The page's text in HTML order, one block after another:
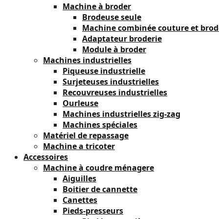
Machine à broder
Brodeuse seule
Machine combinée couture et
Adaptateur broderie
Module à broder
Machines industrielles
Piqueuse industrielle
Surjeteuses industrielles
Recouvreuses industrielles
Ourleuse
Machines industrielles zig-zag
Machines spéciales
Matériel de repassage
Machine a tricoter
Accessoires
Machine à coudre ménagere
Aiguilles
Boitier de cannette
Canettes
Pieds-presseurs